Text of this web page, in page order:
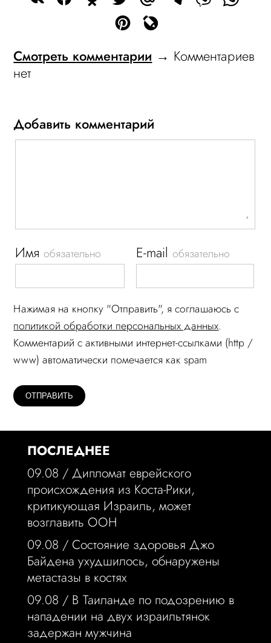
Смотреть комментарии → Комментариев
нет
Добавить комментарий
Имяобязательно E-mailобязательно
Нажимая на кнопку "Отправить", я соглашаюсь c
политикой обработки персональных данных.
Комментарий c активными интернет-ссылками (http /
www) автоматически помечается как spam
ПОСЛЕДНЕЕ
09.08 / Дипломат еврейского
происхождения из Коста-Рики,
критикующая Израиль, может
возглавить ООН
09.08 / Состояние здоровья Джо
Байдена ухудшилось, обнаружены
метастазы в костях
09.08 / В Таиланде по подозрению в
нападении на двух израильтянок
задержан мужчина